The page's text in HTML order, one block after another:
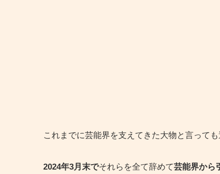
これまでに芸能界を支えてきた大物と言って
2024年3月末でそれらを全て辞めて芸能界から